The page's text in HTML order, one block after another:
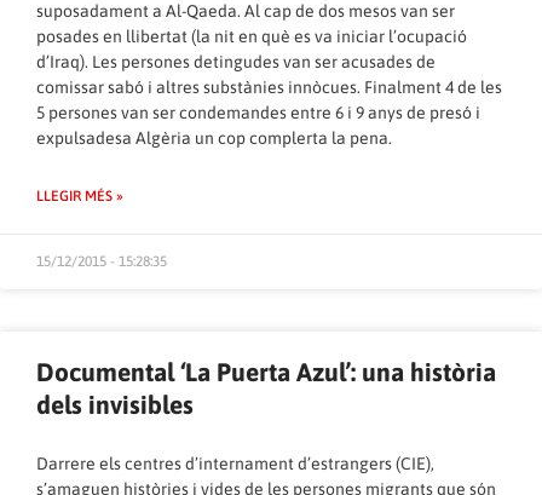
suposadament a Al-Qaeda. Al cap de dos mesos van ser
posades en llibertat (la nit en què es va iniciar l’ocupació
d’Iraq). Les persones detingudes van ser acusades de
comissar sabó i altres substànies innòcues. Finalment 4 de les
5 persones van ser condemandes entre 6 i 9 anys de presó i
expulsadesa Algèria un cop complerta la pena.
LLEGIR MÉS »
15/12/2015 - 15:28:35
Documental ‘La Puerta Azul’: una història
dels invisibles
Darrere els centres d’internament d’estrangers (CIE),
s’amaguen històries i vides de les persones migrants que són